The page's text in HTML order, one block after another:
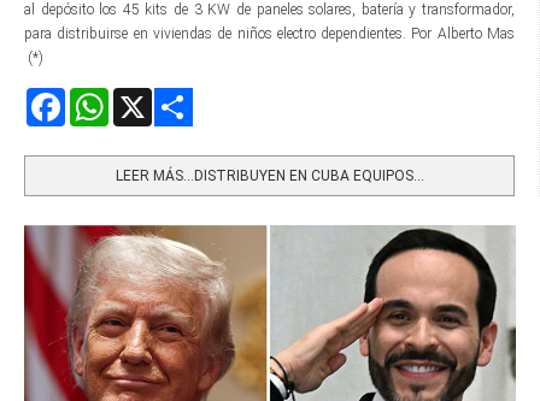
al depósito los 45 kits de 3 KW de paneles solares, batería y transformador,
para distribuirse en viviendas de niños electro dependientes. Por Alberto Mas
(*)
FacebookWhatsApp
LEER MÁS…DISTRIBUYEN EN CUBA EQUIPOS...